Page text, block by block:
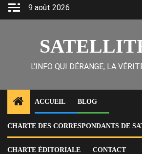
Skip
9 août 2026
L'INFO QUI DÉRANGE, LA
ACCUEIL BLOG
CHARTE DES CORRESPONDANTS DE
CHARTE ÉDITORIALE CONTACT
Home
Actu
États-Unis : l’Haïtien de 40 ans, Ricardo Desir,
sexuelle sur une fillette de 7 ans